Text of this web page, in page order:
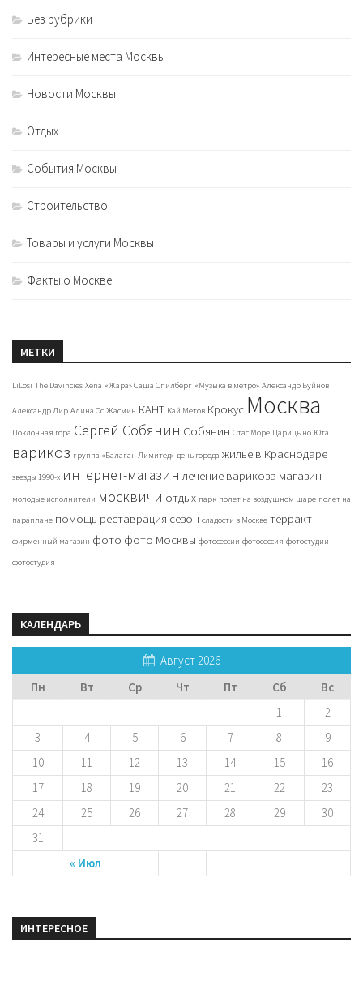
Без рубрики
Интересные места Москвы
Новости Москвы
Отдых
События Москвы
Строительство
Товары и услуги Москвы
Факты о Москве
МЕТКИ
LiLosi The Davincies Xena «Жара» Саша Спилберг «Музыка в метро» Александр Буйнов
Александр Лир Алина Ос Жасмин КАНТ Кай Метов Крокус Москва
Поклонная гора Сергей Собянин Собянин Стас Море Царицыно Юта
варикоз группа «Балаган Лимитед» день города жилье в Краснодаре
звезды 1990-х интернет-магазин лечение варикоза магазин
молодые исполнители москвичи отдых парк полет на воздушном шаре полет на
параплане помощь реставрация сезон сладости в Москве терракт
фирменный магазин фото фото Москвы фотосессии фотосессия фотостудии
фотостудия
КАЛЕНДАРЬ
Август 2026
Пн
Вт Ср Чт Пт Сб Вс
« Июл
1
2
3
4 5 6 7 8
9
10
11 12 13 14 15
16
17
18 19 20 21 22
23
24
25 26 27 28 29
30
31
ИНТЕРЕСНОЕ